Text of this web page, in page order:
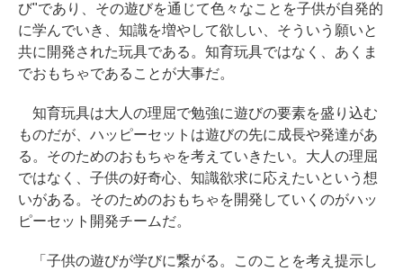
び"であり、その遊びを通じて色々なことを子供が自発的
に学んでいき、知識を増やして欲しい、そういう願いと
共に開発された玩具である。知育玩具ではなく、あくま
でおもちゃであることが大事だ。
知育玩具は大人の理屈で勉強に遊びの要素を盛り込む
ものだが、ハッピーセットは遊びの先に成長や発達があ
る。そのためのおもちゃを考えていきたい。大人の理屈
ではなく、子供の好奇心、知識欲求に応えたいという想
いがある。そのためのおもちゃを開発していくのがハッ
ピーセット開発チームだ。
「子供の遊びが学びに繋がる。このことを考え提示し